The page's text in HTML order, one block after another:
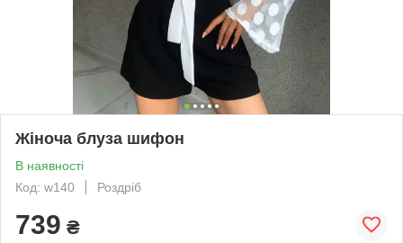
Жіноча блуза шифон
В наявності
Код: w140
Роздріб
739 ₴